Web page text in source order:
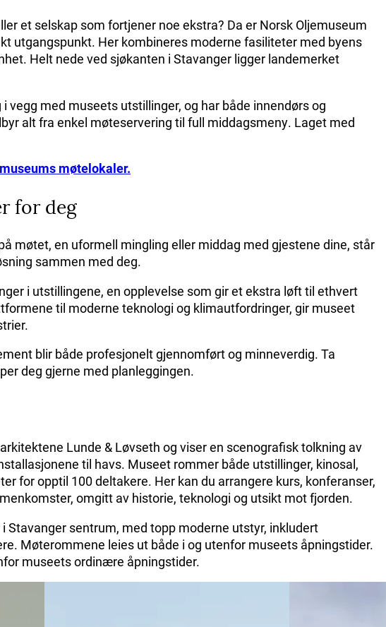
et selskap som fortjener noe ekstra? Da er Norsk Oljemuseum
utgangspunkt. Her kombineres moderne fasiliteter med byens
Helt nede ved sjøkanten i Stavanger ligger landemerket
vegg med museets utstillinger, og har både innendørs og
alt fra enkel møteservering til full middagsmeny. Laget med
møtelokaler.
for deg
møtet, en uformell mingling eller middag med gjestene dine, står
sammen med deg.
i utstillingene, en opplevelse som gir et ekstra løft til ethvert
til moderne teknologi og klimautfordringer, gir museet
blir både profesjonelt gjennomført og minneverdig. Ta
deg gjerne med planleggingen.
Lunde & Løvseth og viser en scenografisk tolkning av
til havs. Museet rommer både utstillinger, kinosal,
for opptil 100 deltakere. Her kan du arrangere kurs, konferanser,
omgitt av historie, teknologi og utsikt mot fjorden.
sentrum, med topp moderne utstyr, inkludert
Møterommene leies ut både i og utenfor museets åpningstider.
museets ordinære åpningstider.